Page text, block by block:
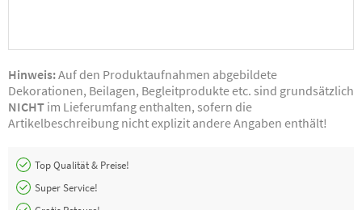
Hinweis:Auf den Produktaufnahmen abgebildete
Dekorationen, Beilagen, Begleitprodukte etc. sind grundsätzlich
NICHT im Lieferumfang enthalten, sofern die
Artikelbeschreibung nicht explizit andere Angaben enthält!
Top Qualität & Preise!
Super Service!